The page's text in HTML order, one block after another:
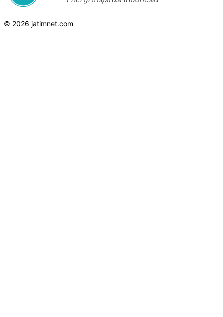
© 2026 jatimnet.com